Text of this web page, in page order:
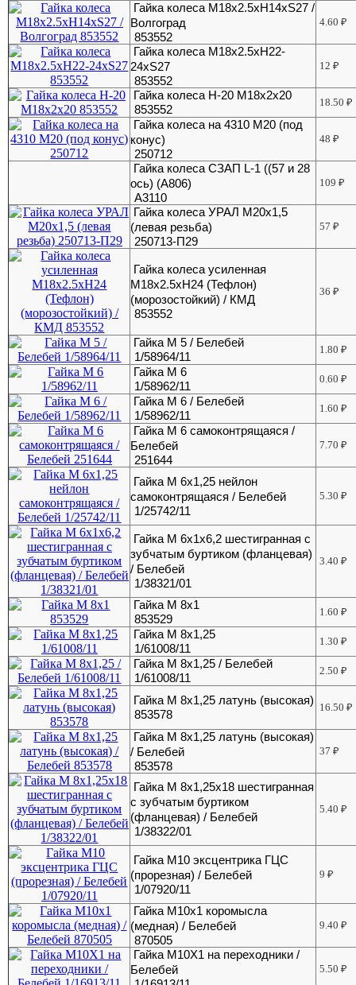
Гайка колеса М18х2.5хН14хS27 /
Волгоград
853552
4.60₽
Гайка колеса М18х2.5хН22-
24хS27
853552
12₽
Гайка колеса Н-20 М18х2х20
853552
18.50₽
Гайка колеса на 4310 М20 (под
конус)
250712
48₽
Гайка колеса СЗАП L-1 ((57 и 28
ось) (А806)
А3110
109₽
Гайка колеса УРАЛ М20х1,5
(левая резьба)
250713-П29
57₽
Гайка колеса усиленная
М18х2.5хH24 (Тефлон)
(морозостойкий) / КМД
853552
36₽
Гайка М 5 / Белебей
1/58964/11
1.80₽
Гайка М 6
1/58962/11
0.60₽
Гайка М 6 / Белебей
1/58962/11
1.60₽
Гайка М 6 самоконтрящаяся /
Белебей
251644
7.70₽
Гайка М 6х1,25 нейлон
самоконтрящаяся / Белебей
1/25742/11
5.30₽
Гайка М 6х1х6,2 шестигранная с
зубчатым буртиком (фланцевая)
/ Белебей
1/38321/01
3.40₽
Гайка М 8х1
853529
1.60₽
Гайка М 8х1,25
1/61008/11
1.30₽
Гайка М 8х1,25 / Белебей
1/61008/11
2.50₽
Гайка М 8х1,25 латунь (высокая)
853578
16.50₽
Гайка М 8х1,25 латунь (высокая)
/ Белебей
853578
37₽
Гайка М 8х1,25х18 шестигранная
с зубчатым буртиком
(фланцевая) / Белебей
1/38322/01
5.40₽
Гайка М10 эксцентрика ГЦС
(прорезная) / Белебей
1/07920/11
9₽
Гайка М10х1 коромысла
(медная) / Белебей
870505
9.40₽
Гайка М10Х1 на переходники /
Белебей
5.50₽